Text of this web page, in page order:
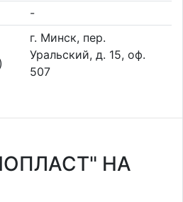
-
г. Минск, пер.
Уральский, д. 15, оф.
507
НА